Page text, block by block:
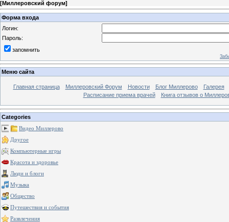
[Миллеровский форум]
Форма входа
Логин:
Пароль:
запомнить
Меню сайта
Главная страница Миллеровский Форум Новости Блог Миллерово
Галерея
Расписание приема врачей
Книга отзывов о
Categories
Видео Миллерово
Другое
Компьютерные игры
Красота и здоровье
Люди и блоги
Музыка
Общество
Путешествия и события
Развлечения